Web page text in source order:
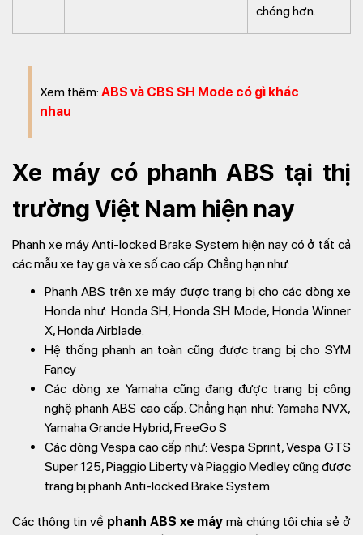
chóng hơn.
Xem thêm: ABS và CBS SH Mode có gì khác
nhau
Xe máy có phanh ABS tại thị
trường Việt Nam hiện nay
Phanh xe máy Anti-locked Brake System hiện nay có ở tất cả
các mẫu xe tay ga và xe số cao cấp. Chẳng hạn như:
Phanh ABS trên xe máy được trang bị cho các dòng xe
Honda như: Honda SH, Honda SH Mode, Honda Winner
X, Honda Airblade.
Hệ thống phanh an toàn cũng được trang bị cho SYM
Fancy
Các dòng xe Yamaha cũng đang được trang bị công
nghệ phanh ABS cao cấp. Chẳng hạn như: Yamaha NVX,
Yamaha Grande Hybrid, FreeGo S
Các dòng Vespa cao cấp như: Vespa Sprint, Vespa GTS
Super 125, Piaggio Liberty và Piaggio Medley cũng được
trang bị phanh Anti-locked Brake System.
Các thông tin về phanh ABS xe máy mà chúng tôi chia sẻ ở